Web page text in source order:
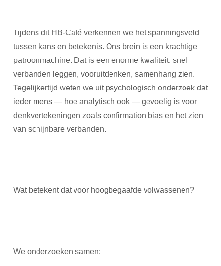
Tijdens dit HB-Café verkennen we het spanningsveld
tussen kans en betekenis. Ons brein is een krachtige
patroonmachine. Dat is een enorme kwaliteit: snel
verbanden leggen, vooruitdenken, samenhang zien.
Tegelijkertijd weten we uit psychologisch onderzoek dat
ieder mens — hoe analytisch ook — gevoelig is voor
denkvertekeningen zoals confirmation bias en het zien
van schijnbare verbanden.
Wat betekent dat voor hoogbegaafde volwassenen?
We onderzoeken samen: